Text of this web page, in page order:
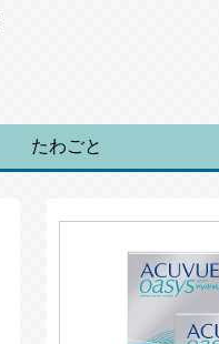
たわごと